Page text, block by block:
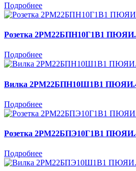
Подробнее
Розетка 2РМ22БПН10Г1В1
Подробнее
Вилка 2РМ22БПН10Ш1В1
Подробнее
Розетка 2РМ22БПЭ10Г1В1
Подробнее